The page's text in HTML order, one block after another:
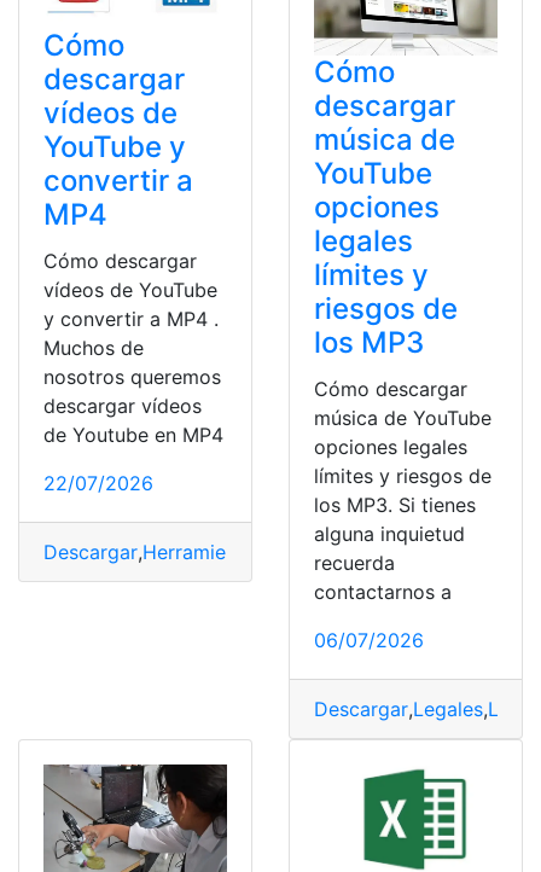
Cómo
descargar
vídeos de
YouTube y
convertir a
MP4
Cómo descargar
vídeos de YouTube
y convertir a MP4 .
Muchos de
nosotros queremos
descargar vídeos
de Youtube en MP4
22/07/2026
Descargar,Herramienta opciones Programa
Cómo
descargar
música de
YouTube
opciones
legales
límites y
riesgos de
los MP3
Cómo descargar
música de YouTube
opciones legales
límites y riesgos de
los MP3. Si tienes
alguna inquietud
recuerda
contactarnos a
06/07/2026
Descargar,Legales,